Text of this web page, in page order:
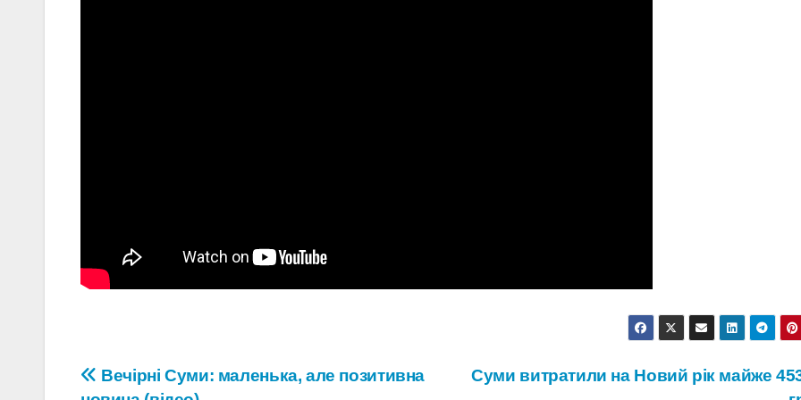
Навігація
Суми витратили на Новий рік майже
Вечірні Суми: маленька, але позитивна